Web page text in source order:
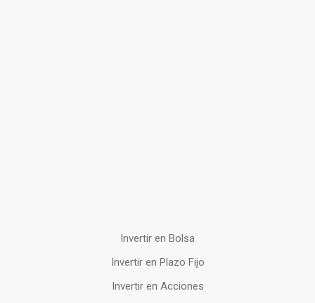
Invertir en Bolsa
Invertir en Plazo Fijo
Invertir en Acciones